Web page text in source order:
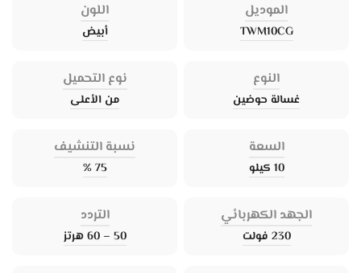
الموديل
TWM10CG
اللون
أبيض
النوع
غسالة حوضين
نوع التحميل
من الأعلى
السعة
10 كيلو
نسبة التنشيف
75 %
الجهد الكهربائي
230 فولت
التردد
50 – 60 هرتز